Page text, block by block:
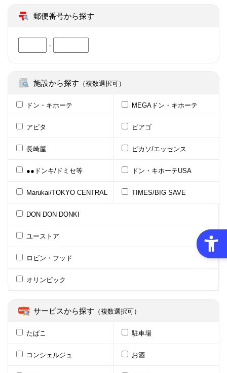
郵便番号から探す
-
施設から探す （複数選択可）
ドン・キホーテ MEGAドン・キホーテ
アピタ ピアゴ
長崎屋 ピカソ/エッセンス
●●ドンキ/ドミセ等 ドン・キホーテUSA
Marukai/TOKYO CENTRAL TIMES/BIG SAVE
DON DON DONKI
ユーストア
ロビン・フッド
オリンピック
サービスから探す （複数選択可）
たばこ 駐車場
コンシェルジュ お酒